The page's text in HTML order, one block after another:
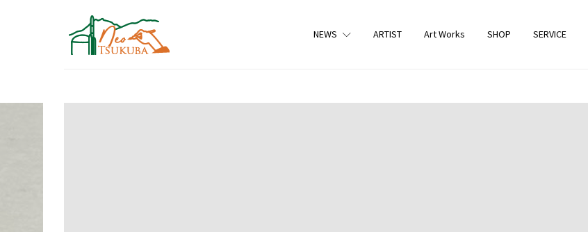
NEWS ARTIST Art Works SHOP SERVICE